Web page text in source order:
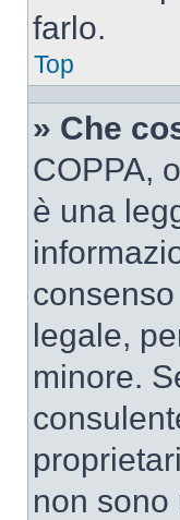
farlo.
Top
» Che
COPPA,
è una
legale,
minore.
non